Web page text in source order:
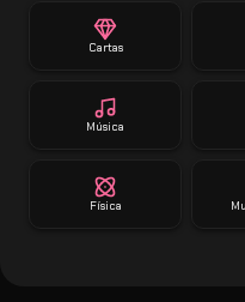
Cartas
Música
Física